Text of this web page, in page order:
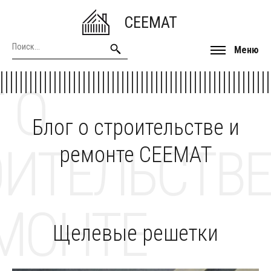
CEEMAT
Меню
Блог о строительстве и
ремонте CEEMAT
О
Щелевые решетки